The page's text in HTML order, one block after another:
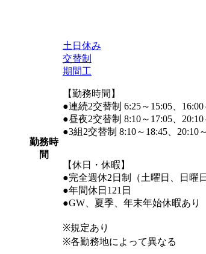
勤務時
間
土日休み
交替制
期間工
【勤務時間】
●連続2交替制 6:25～15:05、16:00
●昼夜2交替制 8:10～17:05、20:10
●3組2交替制 8:10～18:45、20:10
【休日・休暇】
●完全週休2日制（土曜日、日曜日
●年間休日121日
●GW、夏季、年末年始休暇あり
※規定あり
※各勤務地によって異なる